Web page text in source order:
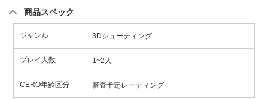
商品スペック
ジャンル 3Dシューティング
プレイ人数 1~2人
CERO年齢区分 審査予定レーティング